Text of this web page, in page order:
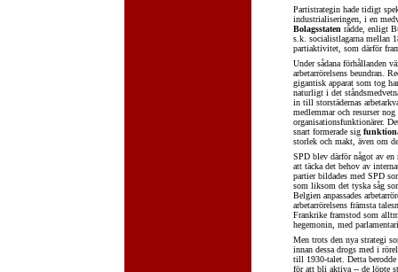
Partistrategin hade tidigt
industrialiseringen, i en
Bolagsstaten rådde, enligt
s.k. socialistlagarna mellan
partiaktivitet, som därför
Under sådana förhållanden
arbetarrörelsens beundran.
gigantisk apparat som tog
naturligt i det
in till storstädernas
medlemmar och resurser
organisationsfunktionärer.
snart formerade sig
storlek och makt, även om
SPD blev därför något av
att täcka det behov av
partier bildades med SPD
som liksom det tyska såg
Belgien anpassades
arbetarrörelsens främsta
Frankrike framstod som
hegemonin, med
Men trots den nya strategi
innan dessa drogs med i
till 1930-talet. Detta
för att bli aktiva -- de löpte